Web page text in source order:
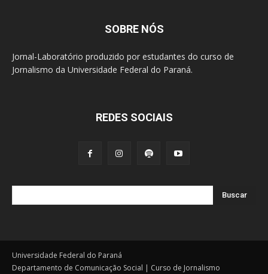
SOBRE NÓS
Jornal-Laboratório produzido por estudantes do curso de
Jornalismo da Universidade Federal do Paraná.
REDES SOCIAIS
Buscar
Universidade Federal do Paraná
Departamento de Comunicação Social | Curso de Jornalismo